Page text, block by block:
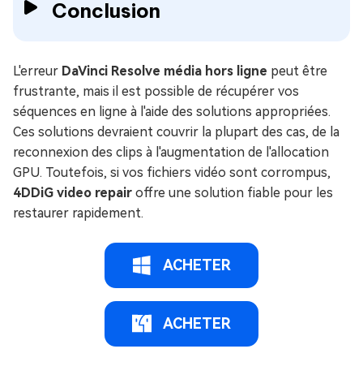
Conclusion
L'erreur DaVinci Resolve média hors ligne peut être
frustrante, mais il est possible de récupérer vos
séquences en ligne à l'aide des solutions appropriées.
Ces solutions devraient couvrir la plupart des cas, de la
reconnexion des clips à l'augmentation de l'allocation
GPU. Toutefois, si vos fichiers vidéo sont corrompus,
4DDiG video repair offre une solution fiable pour les
restaurer rapidement.
ACHETER
ACHETER